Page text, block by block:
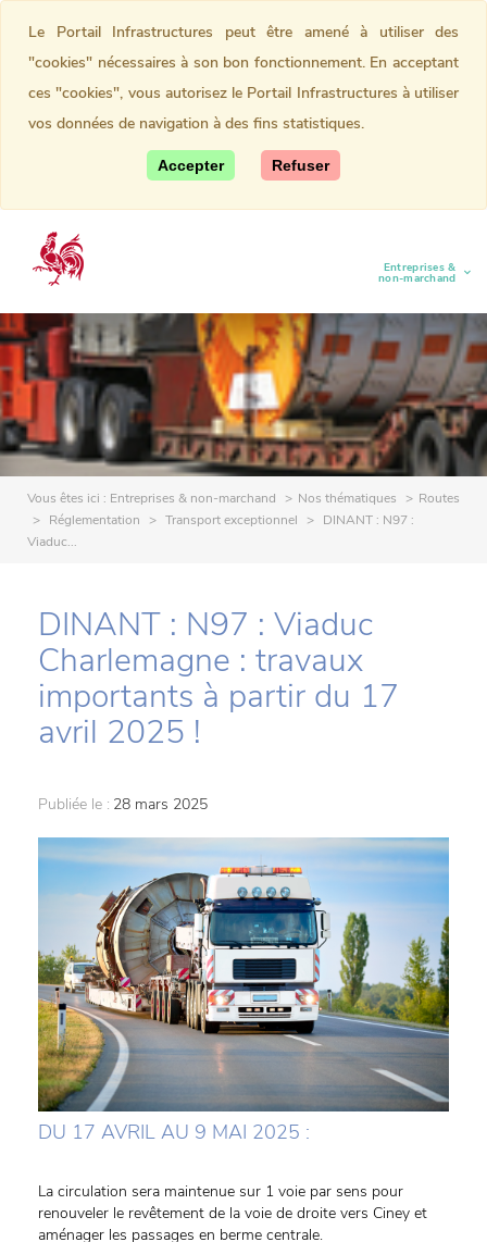
Entreprises &
non-marchand
(current)
Vous êtes ici : Entreprises & non-marchand Nos thématiques
Routes
Réglementation
Transport exceptionnel
DINANT : N97 :
Viaduc...
DINANT : N97 : Viaduc
Charlemagne : travaux
importants à partir du 17
avril 2025 !
Publiée le : 28 mars 2025
DU 17 AVRIL AU 9 MAI 2025 :
La circulation sera maintenue sur 1 voie par sens pour
renouveler le revêtement de la voie de droite vers Ciney et
aménager les passages en berme centrale.
Le Portail Infrastructures peut être amené à utiliser des
"cookies" nécessaires à son bon fonctionnement. En acceptant
ces "cookies", vous autorisez le Portail Infrastructures à utiliser
vos données de navigation à des fins statistiques.
Accepter Refuser